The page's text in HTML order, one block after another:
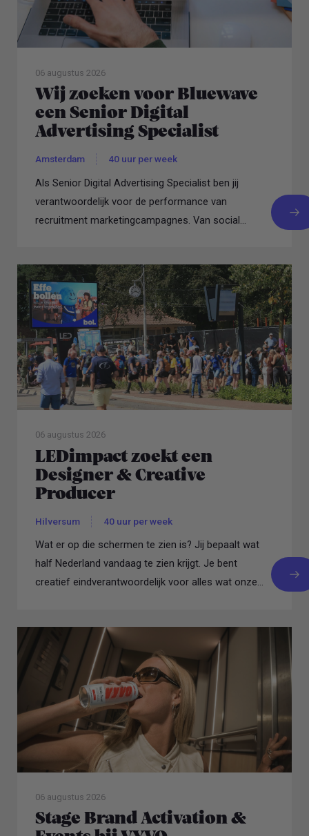
06 augustus 2026
Wij zoeken voor Bluewave
een Senior Digital
Advertising Specialist
Amsterdam 40 uur per week
Als Senior Digital Advertising Specialist ben jij
verantwoordelijk voor de performance van
recruitment marketingcampagnes. Van social
06 augustus 2026
LEDimpact zoekt een
Designer & Creative
Producer
Hilversum 40 uur per week
Wat er op die schermen te zien is? Jij bepaalt wat
half Nederland vandaag te zien krijgt. Je bent
creatief eindverantwoordelijk voor alles wat onze
06 augustus 2026
Stage Brand Activation &